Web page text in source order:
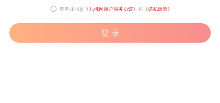
查看并同意 《九机网用户服务协议》 和 《隐私政策》
登 录